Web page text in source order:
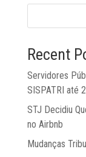
Recent
Servidores
SISPATRI até
STJ Decidiu
no Airbnb
Mudanças